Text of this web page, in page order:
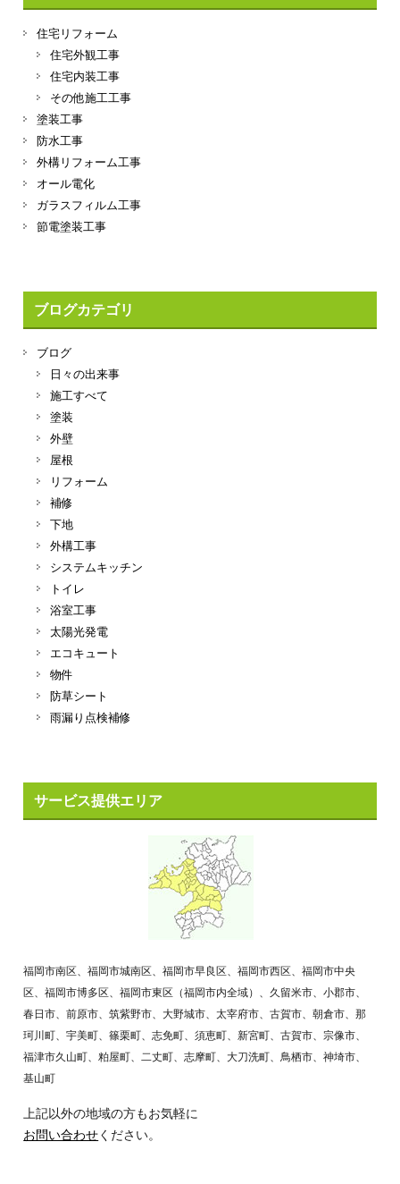
住宅リフォーム
住宅外観工事
住宅内装工事
その他施工工事
塗装工事
防水工事
外構リフォーム工事
オール電化
ガラスフィルム工事
節電塗装工事
ブログカテゴリ
ブログ
日々の出来事
施工すべて
塗装
外壁
屋根
リフォーム
補修
下地
外構工事
システムキッチン
トイレ
浴室工事
太陽光発電
エコキュート
物件
防草シート
雨漏り点検補修
サービス提供エリア
福岡市南区、福岡市城南区、福岡市早良区、福岡市西区、福岡市中央
区、福岡市博多区、福岡市東区（福岡市内全域）、久留米市、小郡市、
春日市、前原市、筑紫野市、大野城市、太宰府市、古賀市、朝倉市、那
珂川町、宇美町、篠栗町、志免町、須恵町、新宮町、古賀市、宗像市、
福津市久山町、粕屋町、二丈町、志摩町、大刀洗町、鳥栖市、神埼市、
基山町
上記以外の地域の方もお気軽に
お問い合わせください。